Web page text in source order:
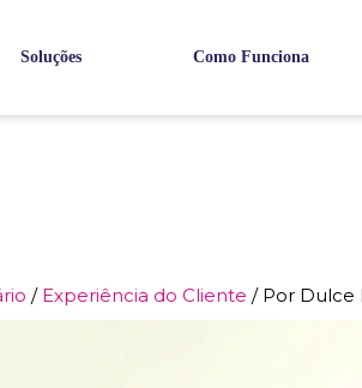
Soluções Como Funciona
/ Experiência do Cliente / Por Dulce